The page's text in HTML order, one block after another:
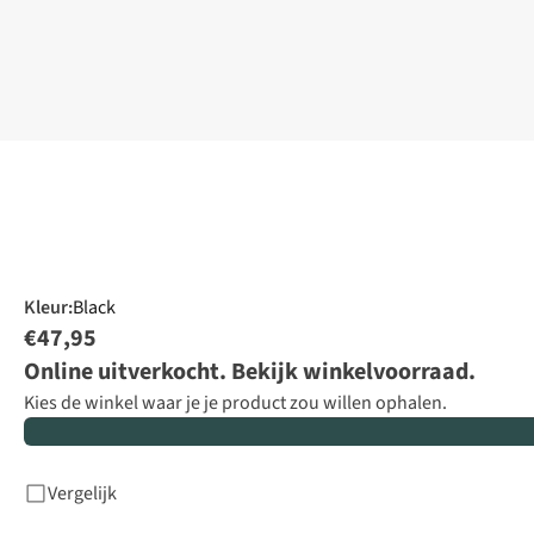
Kleur:Black
€47,95
Online uitverkocht. Bekijk winkelvoorraad.
Kies de winkel waar je je product zou willen ophalen.
Vergelijk